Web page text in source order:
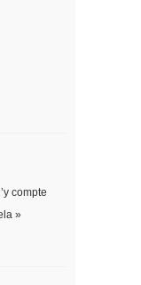
compte
»